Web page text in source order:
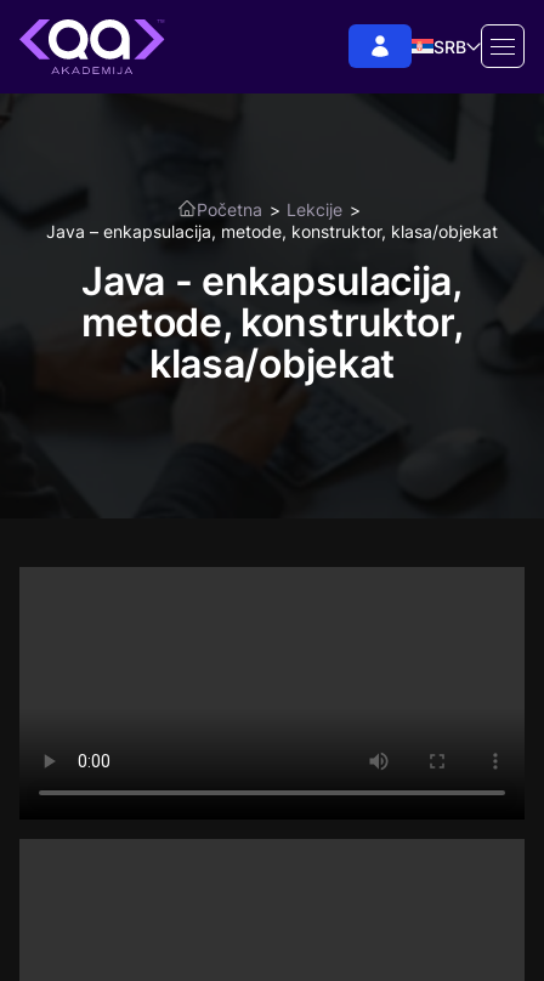
SRB
Početna > Lekcije >
Java – enkapsulacija, metode, konstruktor, klasa/objekat
Java - enkapsulacija,
metode, konstruktor,
klasa/objekat